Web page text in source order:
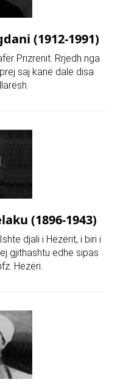
(1912-1991)
Prizrenit. Rrjedh nga
saj kanë dalë disa
(1896-1943)
djali i Hëzërit, i biri i
gjithashtu edhe sipas
Hëzëri.